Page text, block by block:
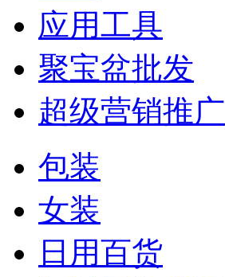
应用工具
聚宝盆批发
超级营销推广
包装
女装
日用百货